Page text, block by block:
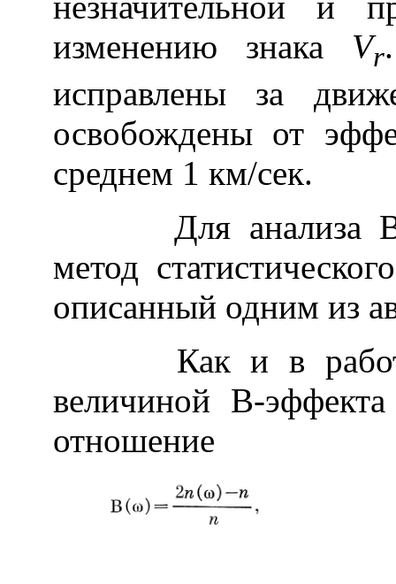
изменению знака Vr
исправлены за
освобождены от
среднем 1 км/сек.
Для анализа В-
метод
описанный одним из
Как и в
величиной В-
отношение